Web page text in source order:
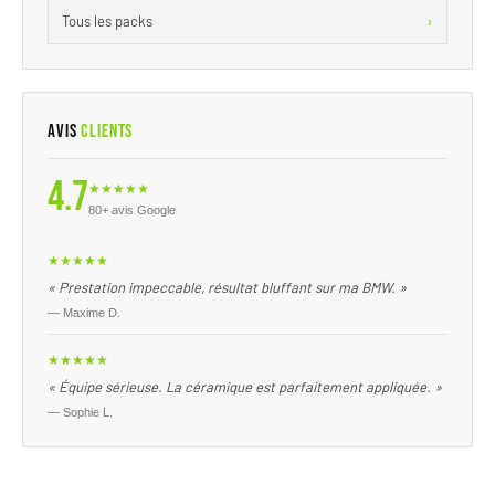
Tous les packs ›
AvisClients
4.7★★★★★
80+ avis Google
★★★★★
« Prestation impeccable, résultat bluffant sur ma BMW. »
— Maxime D.
★★★★★
« Équipe sérieuse. La céramique est parfaitement appliquée. »
— Sophie L.